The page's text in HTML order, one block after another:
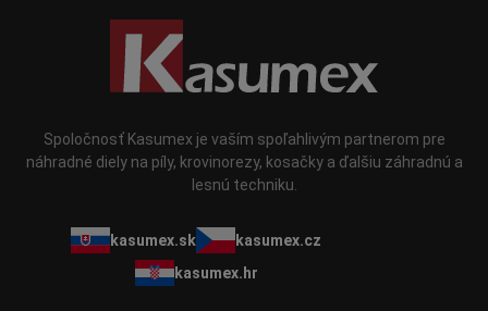
Spoločnosť Kasumex je vaším spoľahlivým partnerom pre
náhradné diely na píly, krovinorezy, kosačky a ďalšiu záhradnú a
lesnú techniku.
kasumex.sk
kasumex.cz
kasumex.hr